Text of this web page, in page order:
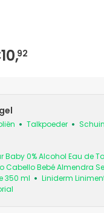
92
Talkpoeder
Baby 0% Alcohol Eau de
Cabello Bebé Almendra
350 ml
Liniderm